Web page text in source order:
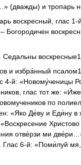
(дважды) и тропарь
воскресный, глас
Богородичен
и избра́нный
4-й: «Новому́ченицы
глас тот же:
по
«Яко Де́ву и Еди́ну
«Воскресение
отве́рзи ми
Глас 6-й: «Поми́луй